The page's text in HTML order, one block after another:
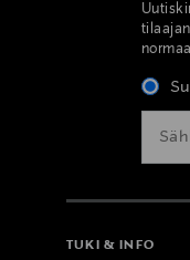
TUKI & INFO